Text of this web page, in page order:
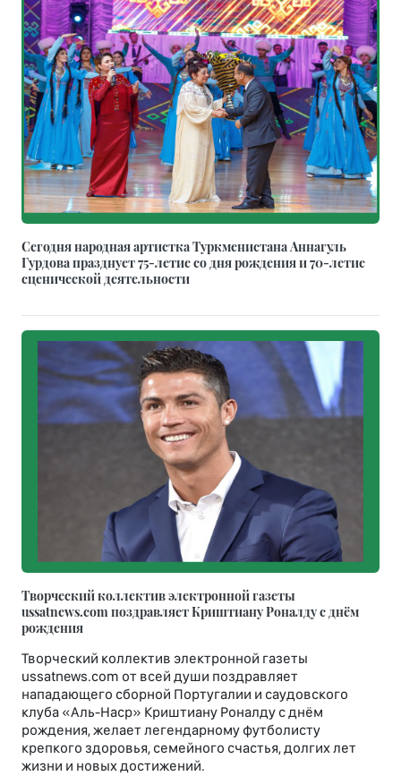
Сегодня народная артистка Туркменистана Аннагуль
Гурдова празднует 75-летие со дня рождения и 70-летие
сценической деятельности
Творческий коллектив электронной газеты
ussatnews.com поздравляет Криштиану Роналду с днём
рождения
Творческий коллектив электронной газеты
ussatnews.com от всей души поздравляет
нападающего сборной Португалии и саудовского
клуба «Аль-Наср» Криштиану Роналду с днём
рождения, желает легендарному футболисту
крепкого здоровья, семейного счастья, долгих лет
жизни и новых достижений.